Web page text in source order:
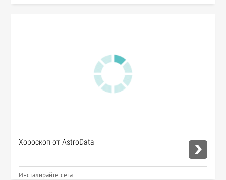
Хороскоп от AstroData
Инсталирайте сега